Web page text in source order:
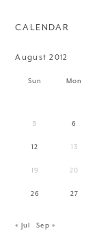
CALENDAR
August 2012
Sun Mon
5 6
12 13
19 20
26 27
« Jul Sep »